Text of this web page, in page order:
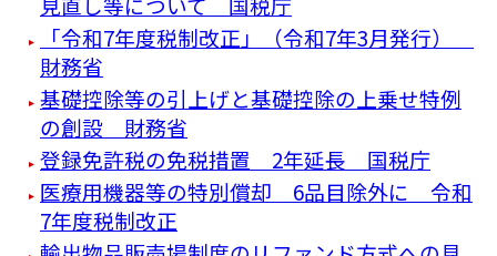
「令和7年度税制改正」（令和7年3月発行）
財務省
基礎控除等の引上げと基礎控除の上乗せ特例
の創設 財務省
登録免許税の免税措置 2年延長 国税庁
医療用機器等の特別償却 6品目除外に 令和
7年度税制改正